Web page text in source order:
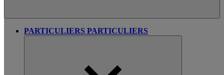
PARTICULIERS PARTICULIERS